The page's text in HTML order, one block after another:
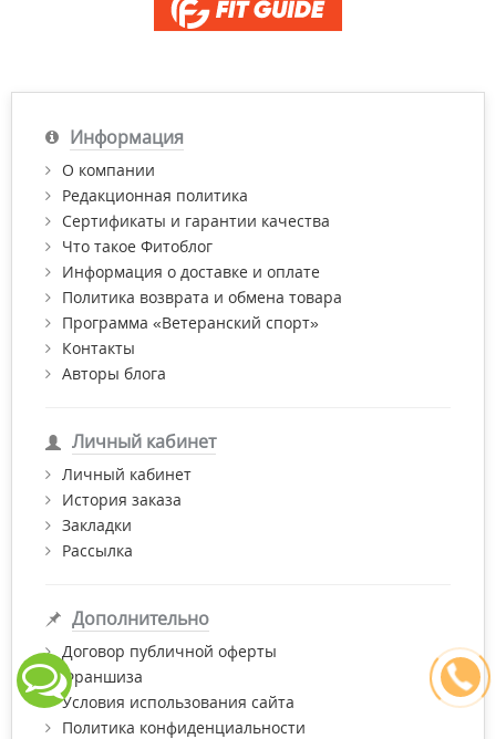
Информация
О компании
Редакционная политика
Сертификаты и гарантии качества
Что такое Фитоблог
Информация о доставке и оплате
Политика возврата и обмена товара
Программа «Ветеранский спорт»
Контакты
Авторы блога
Личный кабинет
Личный кабинет
История заказа
Закладки
Рассылка
Дополнительно
Договор публичной оферты
Франшиза
Условия использования сайта
Политика конфиденциальности